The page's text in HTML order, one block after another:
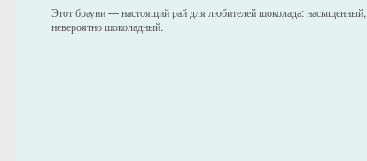
Этот брауни — настоящий рай для любителей шоколада:
невероятно шоколадный.